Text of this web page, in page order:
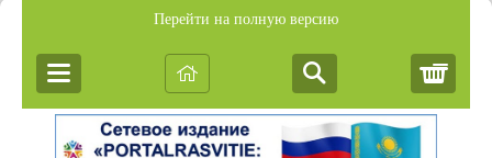
Перейти на полную версию